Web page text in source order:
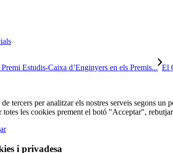
Estudis-Caixa d’Enginyers en els Premis... El
tercers per analitzar els nostres serveis segons
totes les cookies prement el botó "Acceptar",
i privadesa